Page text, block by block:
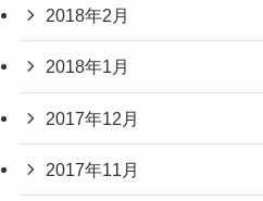
2018年2月
2018年1月
2017年12月
2017年11月